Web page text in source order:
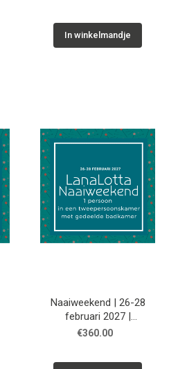
In winkelmandje
Naaiweekend | 26-28
februari 2027 |
Tweepersoonskamer,
€360.00